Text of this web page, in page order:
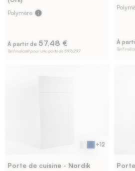
Polymère info
À partir de 57,48 €
Tarif indicatif pour une porte de 597x297
À
Tarif
Porte de cuisine - Nordik
+12